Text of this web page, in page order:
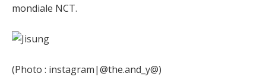
mondiale NCT.
(Photo : instagram|@the.and_y@)